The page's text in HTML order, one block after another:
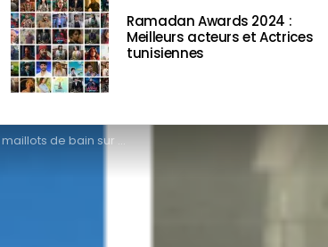
Ramadan Awards 2024 :
Meilleurs acteurs et Actrices
tunisiennes
: Leurs dernières tendances en photos